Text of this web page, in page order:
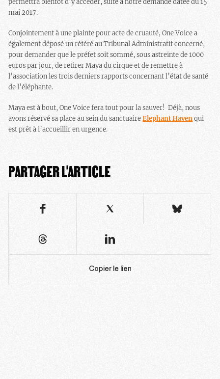
mai 2017.
Conjointement à une plainte pour acte de cruauté, One Voice a
également déposé un référé au Tribunal Administratif concerné,
pour demander que le préfet soit sommé, sous astreinte de 1000
euros par jour, de retirer Maya du cirque et de remettre à
l’association les trois derniers rapports concernant l’état de santé
de l’éléphante.
Maya est à bout, One Voice fera tout pour la sauver! Déjà, nous
avons réservé sa place au sein du sanctuaireElephant Havenqui
est prêt à l’accueillir en urgence.
PARTAGER L'ARTICLE
Copier le lien